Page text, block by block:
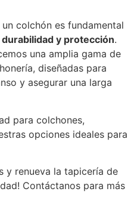
colchón es fundamental
y protección.
una amplia gama de
diseñadas para
y asegurar una larga
para colchones,
opciones ideales para
y renueva la tapicería de
Contáctanos para más